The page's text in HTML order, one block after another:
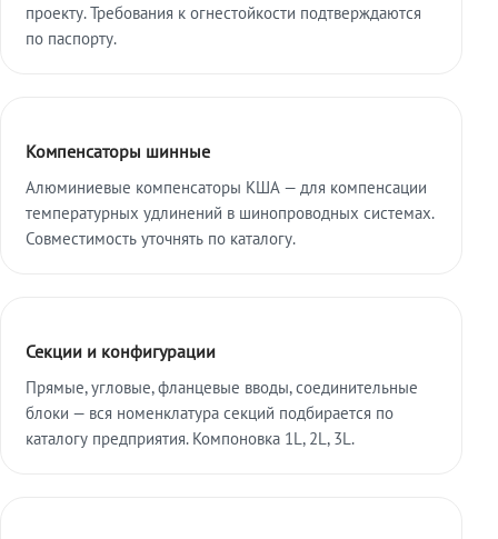
проекту. Требования к огнестойкости подтверждаются
по паспорту.
Компенсаторы шинные
Алюминиевые компенсаторы КША — для компенсации
температурных удлинений в шинопроводных системах.
Совместимость уточнять по каталогу.
Секции и конфигурации
Прямые, угловые, фланцевые вводы, соединительные
блоки — вся номенклатура секций подбирается по
каталогу предприятия. Компоновка 1L, 2L, 3L.